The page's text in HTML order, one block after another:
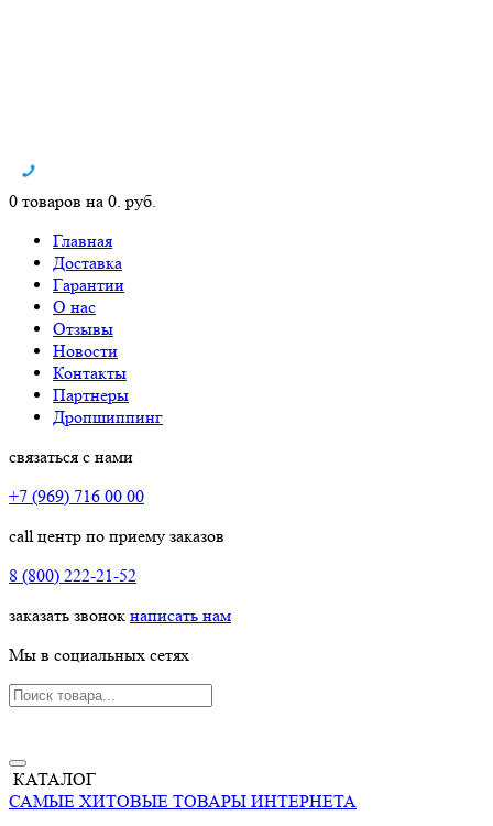
0 товаров на 0. руб.
Главная
Доставка
Гарантии
О нас
Отзывы
Новости
Контакты
Партнеры
Дропшиппинг
связаться с нами
+7 (969) 716 00 00
call центр по приему заказов
8 (800) 222-21-52
заказать звонок написать нам
Мы в социальных сетях
КАТАЛОГ
САМЫЕ ХИТОВЫЕ ТОВАРЫ ИНТЕРНЕТА